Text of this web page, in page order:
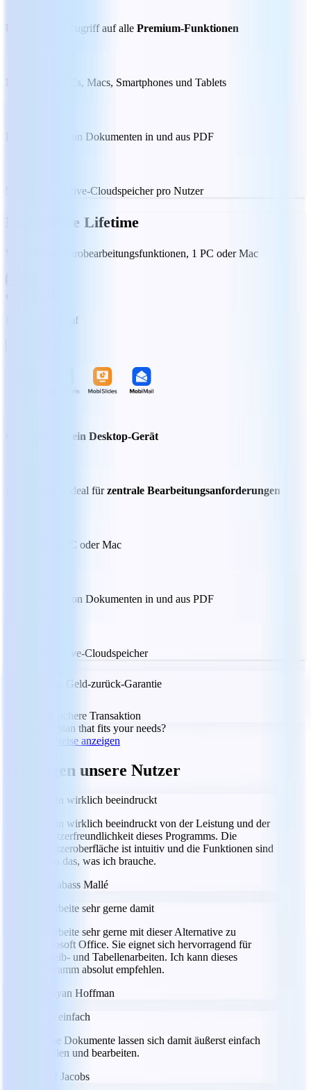
Unbegrenzter Zugriff auf alle Premium-Funktionen
Nutzung auf PCs, Macs, Smartphones und Tablets
Konvertieren von Dokumenten in und aus PDF
50 GB MobiDrive-Cloudspeicher pro Nutzer
MobiOffice Lifetime
Wesentliche Bürobearbeitungsfunktionen, 1 PC oder Mac
Einmaliger Kauf
Gebunden an ein Desktop-Gerät
Eine Zahlung ideal fürzentrale Bearbeitungsanforderungen
Nutzung auf PC oder Mac
Konvertieren von Dokumenten in und aus PDF
5 GB MobiDrive-Cloudspeicher
30-tägige Geld-zurück-Garantie
100 % sichere Transaktion
Don't see a plan that fits your needs?
Pläne und Preise anzeigen
Das sagen unsere Nutzer
Ich bin wirklich beeindruckt
Ich bin wirklich beeindruckt von der Leistung und der
Benutzerfreundlichkeit dieses Programms. Die
Benutzeroberfläche ist intuitiv und die Funktionen sind
genau das, was ich brauche.
Labass Mallé
Ich arbeite sehr gerne damit
Ich arbeite sehr gerne mit dieser Alternative zu
Microsoft Office. Sie eignet sich hervorragend für
Schreib- und Tabellenarbeiten. Ich kann dieses
Programm absolut empfehlen.
Ryan Hoffman
Total einfach
Meine Dokumente lassen sich damit äußerst einfach
erstellen und bearbeiten.
Jeff Jacobs